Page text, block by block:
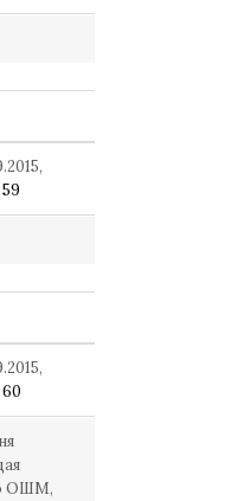
59
60
ОШМ,